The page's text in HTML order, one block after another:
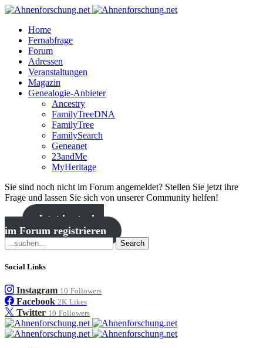
Home
Fernabfrage
Forum
Adressen
Veranstaltungen
Magazin
Genealogie-Anbieter
Ancestry
FamilyTreeDNA
FamilyTree
FamilySearch
Geneanet
23andMe
MyHeritage
Sie sind noch nicht im Forum angemeldet? Stellen Sie jetzt ihre
Frage und lassen Sie sich von unserer Community helfen!
Jetzt kostenlos
im Forum registrieren
Search
Social Links
Instagram 10 Followers
Facebook 2K Likes
Twitter 10 Followers